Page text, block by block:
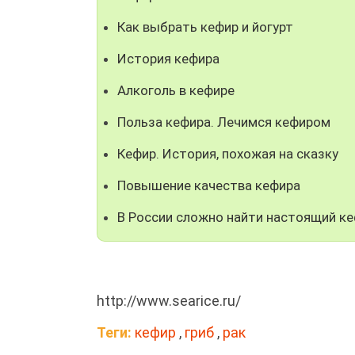
Как выбрать кефир и йогурт
История кефира
Алкоголь в кефире
Польза кефира. Лечимся кефиром
Кефир. История, похожая на сказку
Повышение качества кефира
В России сложно найти настоящий
http://www.searice.ru/
Теги: кефир , гриб , рак